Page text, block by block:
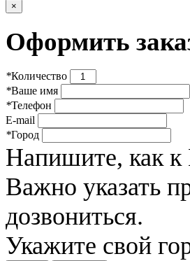
×
Оформить
*Количество
*Ваше имя
*Телефон
E-mail
*Город
Напишите, как к
Важно указать
дозвониться.
Укажите свой